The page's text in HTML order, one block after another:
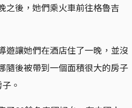
之後，她們乘火車前往格魯吉
遊讓她們在酒店住了一晚，並沒
隨後被帶到一個面積很大的房子
。